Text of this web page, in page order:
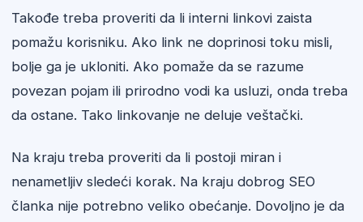
Takođe treba proveriti da li interni linkovi zaista
pomažu korisniku. Ako link ne doprinosi toku misli,
bolje ga je ukloniti. Ako pomaže da se razume
povezan pojam ili prirodno vodi ka usluzi, onda treba
da ostane. Tako linkovanje ne deluje veštački.
Na kraju treba proveriti da li postoji miran i
nenametljiv sledeći korak. Na kraju dobrog SEO
članka nije potrebno veliko obećanje. Dovoljno je da